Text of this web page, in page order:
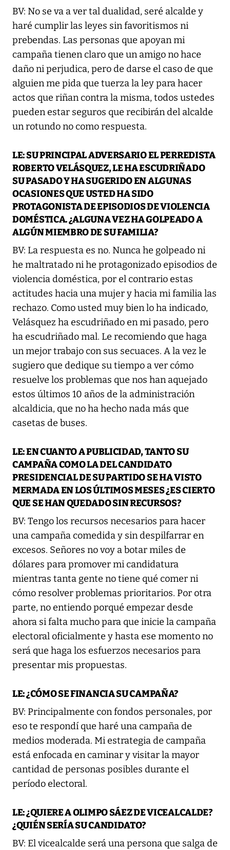
BV: No se va a ver tal dualidad, seré alcalde y
haré cumplir las leyes sin favoritismos ni
prebendas. Las personas que apoyan mi
campaña tienen claro que un amigo no hace
daño ni perjudica, pero de darse el caso de que
alguien me pida que tuerza la ley para hacer
actos que riñan contra la misma, todos ustedes
pueden estar seguros que recibirán del alcalde
un rotundo no como respuesta.
LE: SU PRINCIPAL ADVERSARIO EL PERREDISTA
ROBERTO VELÁSQUEZ, LE HA ESCUDRIÑADO
SU PASADO Y HA SUGERIDO EN ALGUNAS
OCASIONES QUE USTED HA SIDO
PROTAGONISTA DE EPISODIOS DE VIOLENCIA
DOMÉSTICA. ¿ALGUNA VEZ HA GOLPEADO A
ALGÚN MIEMBRO DE SU FAMILIA?
BV: La respuesta es no. Nunca he golpeado ni
he maltratado ni he protagonizado episodios de
violencia doméstica, por el contrario estas
actitudes hacia una mujer y hacia mi familia las
rechazo. Como usted muy bien lo ha indicado,
Velásquez ha escudriñado en mi pasado, pero
ha escudriñado mal. Le recomiendo que haga
un mejor trabajo con sus secuaces. A la vez le
sugiero que dedique su tiempo a ver cómo
resuelve los problemas que nos han aquejado
estos últimos 10 años de la administración
alcaldicia, que no ha hecho nada más que
casetas de buses.
LE: EN CUANTO A PUBLICIDAD, TANTO SU
CAMPAÑA COMO LA DEL CANDIDATO
PRESIDENCIAL DE SU PARTIDO SE HA VISTO
MERMADA EN LOS ÚLTIMOS MESES ¿ES CIERTO
QUE SE HAN QUEDADO SIN RECURSOS?
BV: Tengo los recursos necesarios para hacer
una campaña comedida y sin despilfarrar en
excesos. Señores no voy a botar miles de
dólares para promover mi candidatura
mientras tanta gente no tiene qué comer ni
cómo resolver problemas prioritarios. Por otra
parte, no entiendo porqué empezar desde
ahora si falta mucho para que inicie la campaña
electoral oficialmente y hasta ese momento no
será que haga los esfuerzos necesarios para
presentar mis propuestas.
LE: ¿CÓMO SE FINANCIA SU CAMPAÑA?
BV: Principalmente con fondos personales, por
eso te respondí que haré una campaña de
medios moderada. Mi estrategia de campaña
está enfocada en caminar y visitar la mayor
cantidad de personas posibles durante el
período electoral.
LE: ¿QUIERE A OLIMPO SÁEZ DE VICEALCALDE?
¿QUIÉN SERÍA SU CANDIDATO?
BV: El vicealcalde será una persona que salga de